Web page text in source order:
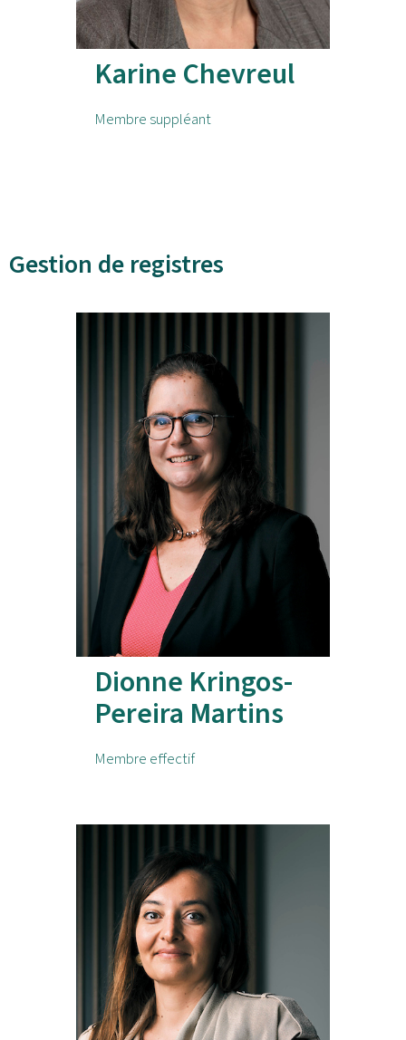
Karine Chevreul
Membre suppléant
Gestion de registres
Dionne Kringos-
Pereira Martins
Membre effectif